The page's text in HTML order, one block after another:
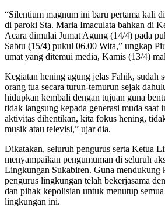
“Silentium magnum ini baru pertama kali
di paroki Sta. Maria Imaculata bahkan di
Acara dimulai Jumat Agung (14/4) pada
Sabtu (15/4) pukul 06.00 Wita,” ungkap
umat yang ditemui media, Kamis (13/4)
Kegiatan hening agung jelas Fahik, sudah
orang tua secara turun-temurun sejak
hidupkan kembali dengan tujuan guna
tidak langsung kepada generasi muda saat
aktivitas dihentikan, kita fokus hening,
musik atau televisi,” ujar dia.
Dikatakan, seluruh pengurus serta Ketua
menyampaikan pengumuman di seluruh
Lingkungan Sukabiren. Guna mendukung
pengurus lingkungan telah bekerjasama
dan pihak kepolisian untuk menutup
lingkungan ini.